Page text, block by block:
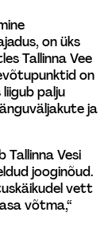
on üks
Tallinna Vee
on
palju
ja
Tallinna Vesi
jooginõud.
vett
võtma,“